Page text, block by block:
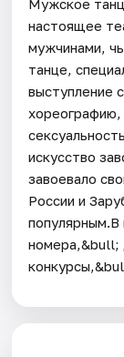
Мужское
настоящее
мужчинами,
танце,
выступление
искусство
завоевало
России и
номера,&bull;